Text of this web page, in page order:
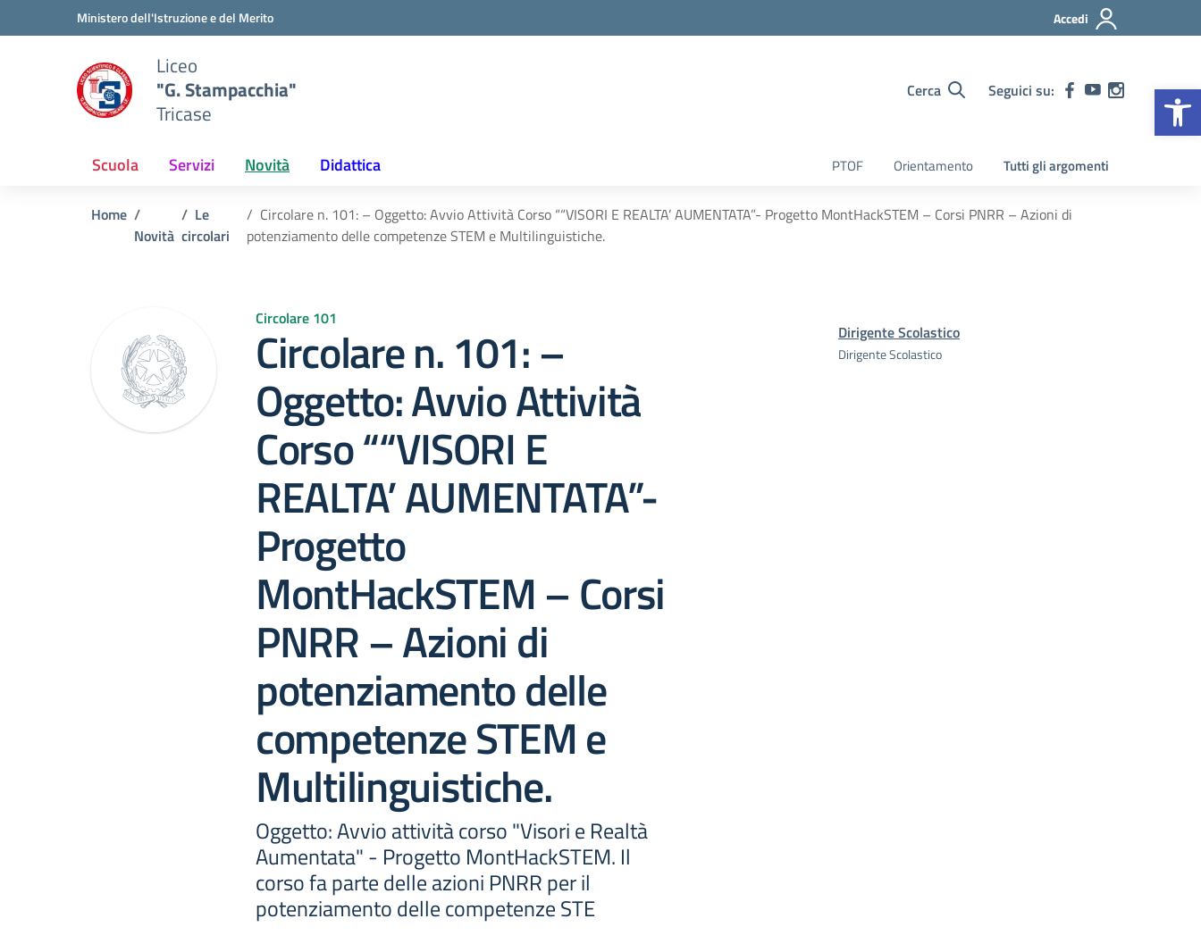
Vai ai contenuti
Vai al menu di navigazioneMinistero dell'Istruzione e del Merito Accedi
Liceo
"G. Stampacchia"
Tricase
Cerca Seguici su:
Scuola Servizi Novità Didattica PTOF Orientamento Tutti gli argomenti
Home
Novità
Le
circolari
Circolare n. 101: – Oggetto: Avvio Attività Corso ““VISORI E REALTA’ AUMENTATA”- Progetto MontHackSTEM – Corsi PNRR – Azioni di
potenziamento delle competenze STEM e Multilinguistiche.
Circolare 101
Circolare n. 101: –
Oggetto: Avvio Attività
Corso ““VISORI E
REALTA’ AUMENTATA”-
Progetto
MontHackSTEM – Corsi
PNRR – Azioni di
potenziamento delle
competenze STEM e
Multilinguistiche.
Oggetto: Avvio attività corso "Visori e Realtà
Aumentata" - Progetto MontHackSTEM. Il
corso fa parte delle azioni PNRR per il
potenziamento delle competenze STE
Dirigente Scolastico
Dirigente Scolastico